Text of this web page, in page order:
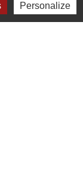
Personalize